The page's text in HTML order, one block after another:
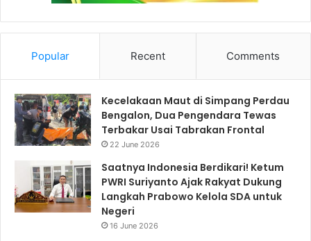
Popular Recent Comments
Kecelakaan Maut di Simpang Perdau
Bengalon, Dua Pengendara Tewas
Terbakar Usai Tabrakan Frontal
22 June 2026
Saatnya Indonesia Berdikari! Ketum
PWRI Suriyanto Ajak Rakyat Dukung
Langkah Prabowo Kelola SDA untuk
Negeri
16 June 2026